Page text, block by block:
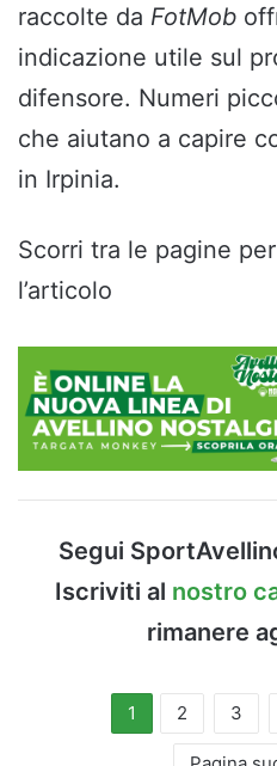
raccolte da FotMob
indicazione utile sul
difensore. Numeri
che aiutano a capire
in Irpinia.
Scorri tra le pagine
l’articolo
Segui
Iscriviti al nostro
rimanere
1 2 3